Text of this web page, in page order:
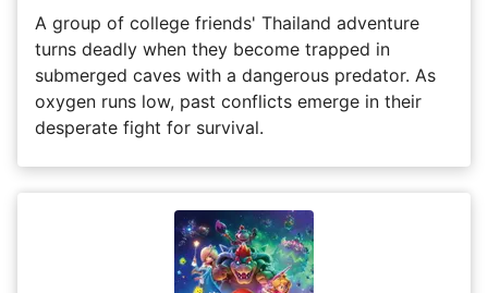
A group of college friends' Thailand adventure
turns deadly when they become trapped in
submerged caves with a dangerous predator. As
oxygen runs low, past conflicts emerge in their
desperate fight for survival.